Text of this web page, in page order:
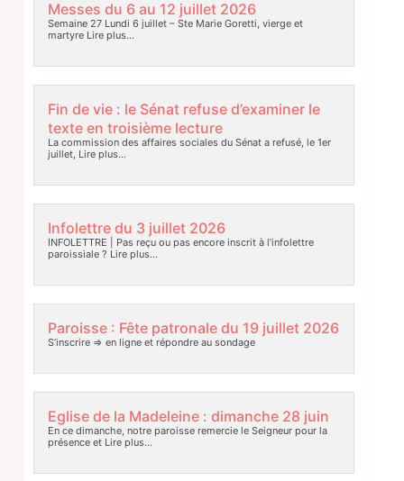
Messes du 6 au 12 juillet 2026
Semaine 27 Lundi 6 juillet – Ste Marie Goretti, vierge et
martyreLire plus…
Fin de vie : le Sénat refuse d’examiner le
texte en troisième lecture
La commission des affaires sociales du Sénat a refusé, le 1er
juillet, Lire plus…
Infolettre du 3 juillet 2026
INFOLETTRE | Pas reçu ou pas encore inscrit à l’infolettre
paroissiale ? Lire plus…
Paroisse : Fête patronale du 19 juillet 2026
S’inscrire => en ligne et répondre au sondage
Eglise de la Madeleine : dimanche 28 juin
En ce dimanche, notre paroisse remercie le Seigneur pour la
présence etLire plus…